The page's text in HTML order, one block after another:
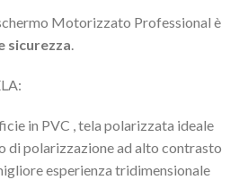
Motorizzato Professional è
sicurezza.
in PVC , tela polarizzata ideale
di polarizzazione ad alto contrasto
esperienza tridimensionale